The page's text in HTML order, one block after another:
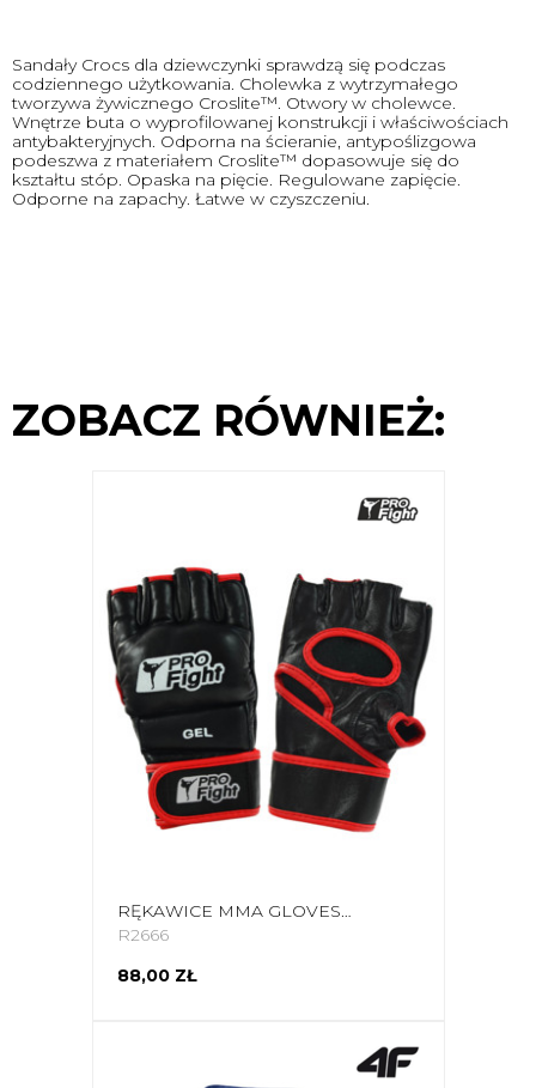
Sandały Crocs dla dziewczynki sprawdzą się podczas
codziennego użytkowania. Cholewka z wytrzymałego
tworzywa żywicznego Croslite™. Otwory w cholewce.
Wnętrze buta o wyprofilowanej konstrukcji i właściwościach
antybakteryjnych. Odporna na ścieranie, antypoślizgowa
podeszwa z materiałem Croslite™ dopasowuje się do
kształtu stóp. Opaska na pięcie. Regulowane zapięcie.
Odporne na zapachy. Łatwe w czyszczeniu.
ZOBACZ RÓWNIEŻ:
RĘKAWICE MMA GLOVES PROFIGHT PU CZARNE
R2666
88,00 ZŁ